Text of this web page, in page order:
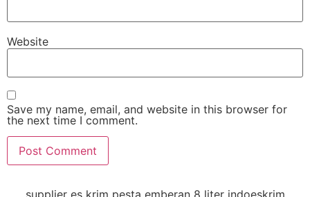
Website
Save my name, email, and website in this browser for
the next time I comment.